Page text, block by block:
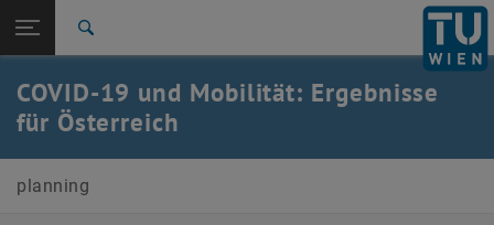
TU Login
Zur 1. Menü Ebene
E230-01-Forschungsbereich Verkehrsplanung und
Verkehrstechnik
Zurück zur letzten Ebene:
Ergebnisse_Österreich
COVID-19 und Mobilität: Ergebnisse
für Österreich
planning